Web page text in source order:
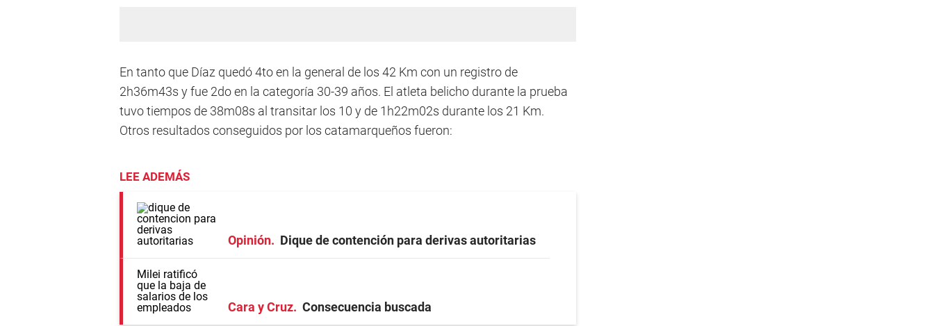
En tanto que Díaz quedó 4to en la general de los 42 Km con un registro de
2h36m43s y fue 2do en la categoría 30-39 años. El atleta belicho durante la prueba
tuvo tiempos de 38m08s al transitar los 10 y de 1h22m02s durante los 21 Km.
Otros resultados conseguidos por los catamarqueños fueron:
LEE ADEMÁS
Opinión Dique de contención para derivas autoritarias
Cara y Cruz Consecuencia buscada